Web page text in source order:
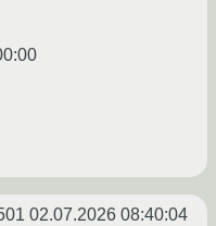
02.07.2026 08:40:04